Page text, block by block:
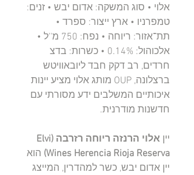
אלוי • סוג המשקה: אדום יבש • זנים:
טמפרניו • ארץ ייצור: ספרד •
תת־אזור: ריוחה • נפח: 750 מ''ל •
אלכוהול: 0.14% • כשרות: בדצ
חרדים, רב דקק חבד ליובאוויטש
ברצלונה, OUP מותג אלוי מציע יינות
איכותיים המשלבים ידע מסורתי עם
חדשנות מודרנית.
יין
אלוי הרנזה ריוחה רזרבה (Elvi
Wines Herencia Rioja Reserva) הוא
יין אדום יבש, כשר למהדרין, המייצג